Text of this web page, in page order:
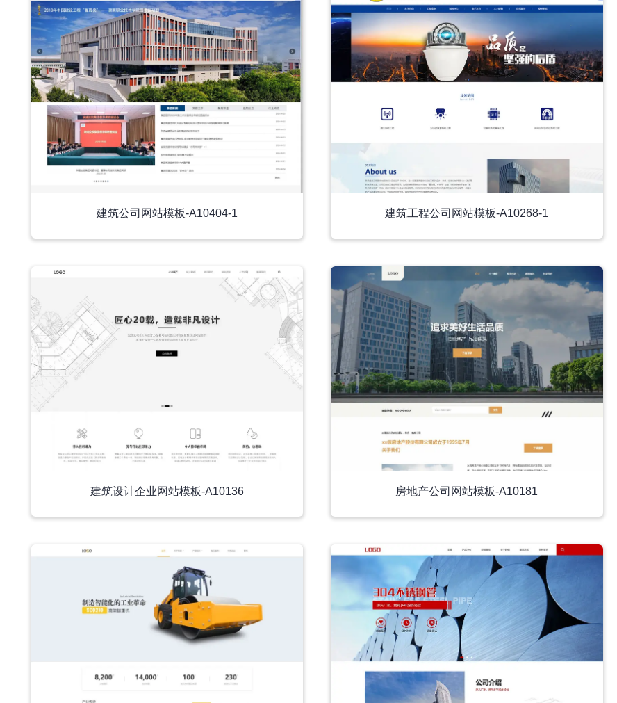
建筑公司网站模板-A10404-1 建筑工程公司网站模板-A10268-1
建筑设计企业网站模板-A10136 房地产公司网站模板-A10181